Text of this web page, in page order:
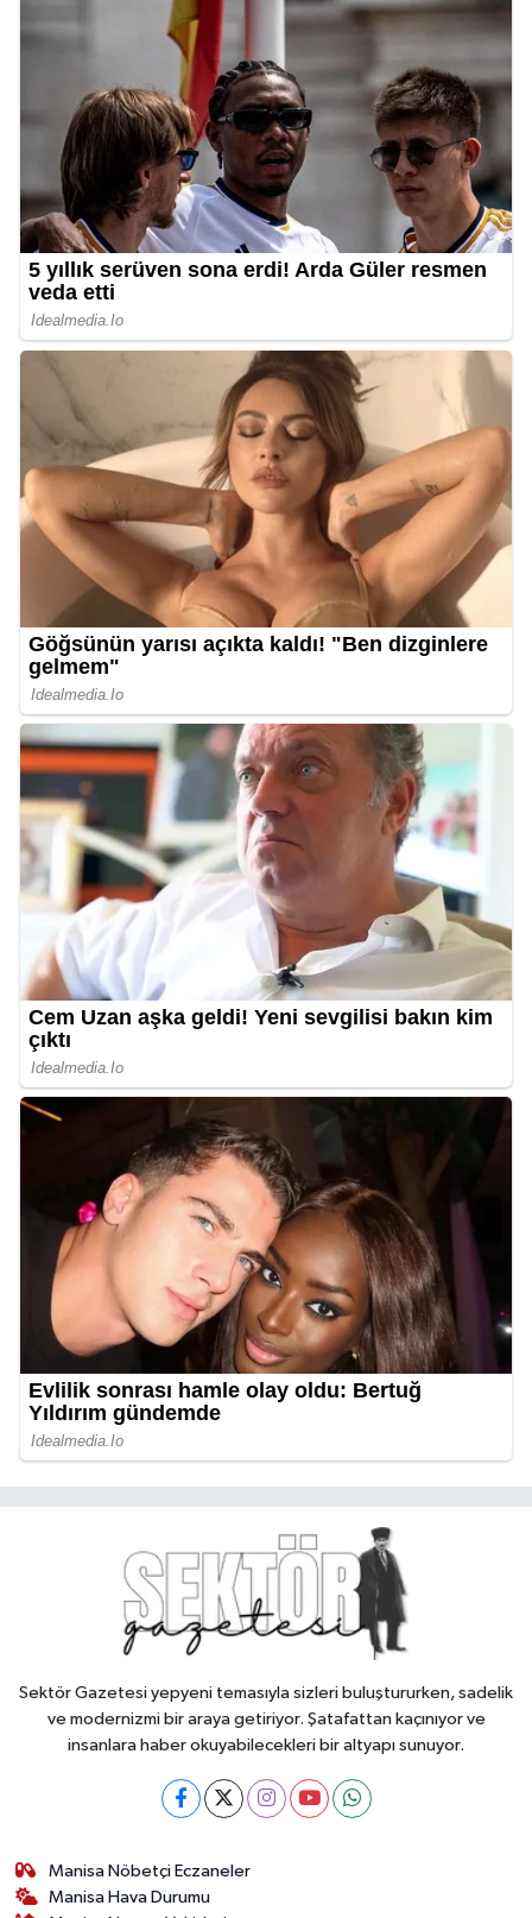
Sektör Gazetesi yepyeni temasıyla sizleri buluştururken, sadelik
ve modernizmi bir araya getiriyor. Şatafattan kaçınıyor ve
insanlara haber okuyabilecekleri bir altyapı sunuyor.
Manisa Nöbetçi Eczaneler
Manisa Hava Durumu